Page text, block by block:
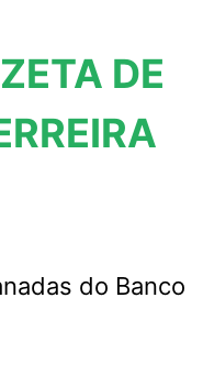
DE
do Banco